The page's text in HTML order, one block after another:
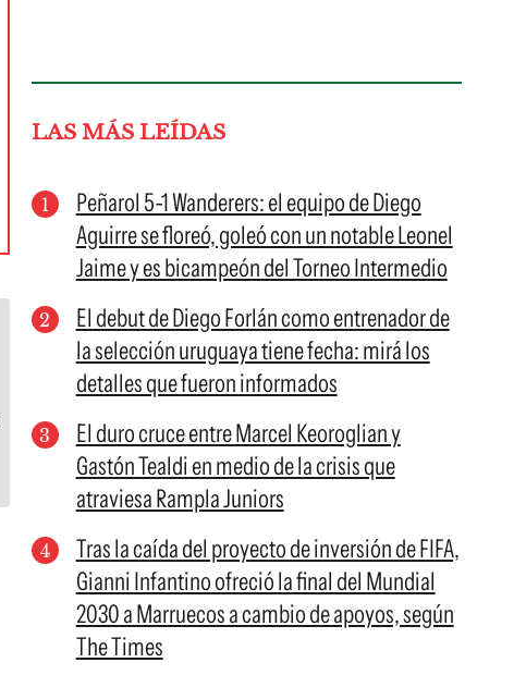
LAS MÁS LEÍDAS
Peñarol 5-1 Wanderers: el equipo de Diego
Aguirre se floreó, goleó con un notable Leonel
Jaime y es bicampeón del Torneo Intermedio
El debut de Diego Forlán como entrenador de
la selección uruguaya tiene fecha: mirá los
detalles que fueron informados
El duro cruce entre Marcel Keoroglian y
Gastón Tealdi en medio de la crisis que
atraviesa Rampla Juniors
Tras la caída del proyecto de inversión de FIFA,
Gianni Infantino ofreció la final del Mundial
2030 a Marruecos a cambio de apoyos, según
The Times